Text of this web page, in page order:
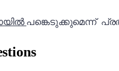
പങ്കെടുക്കുമെന്ന്